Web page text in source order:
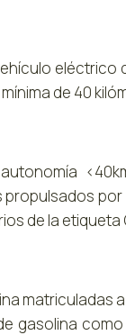
de 40
por
de la etiqueta
matriculadas
gasolina